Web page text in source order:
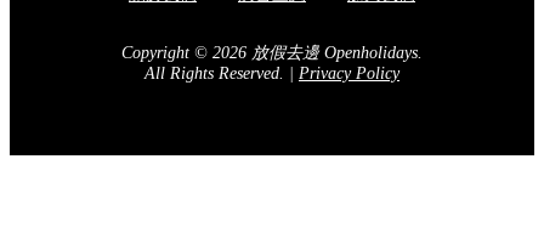
Copyright © 2026 放假去邊 Openholidays.
All Rights Reserved. | Privacy Policy